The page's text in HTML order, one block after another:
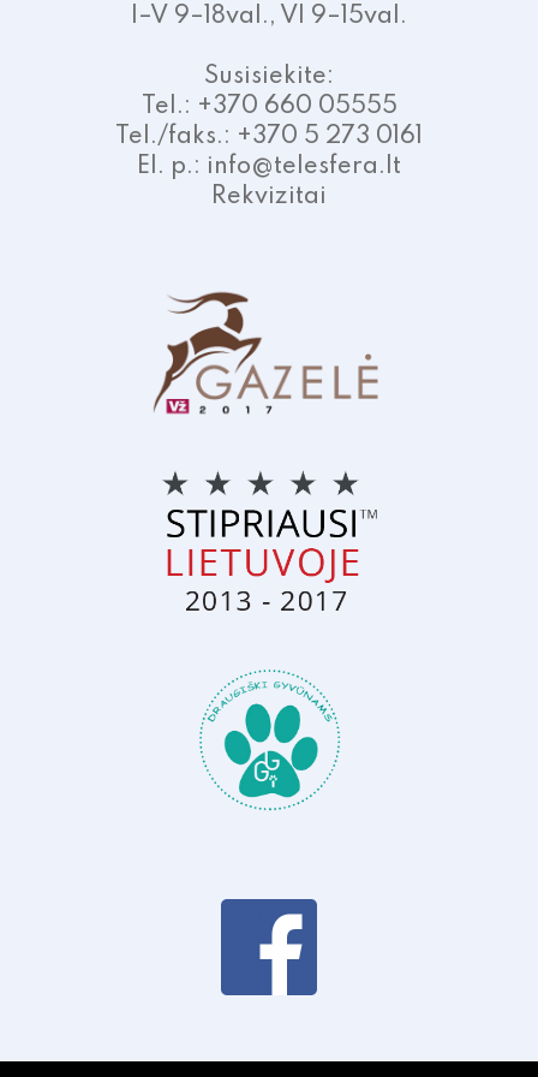
I–V 9–18val., VI 9–15val.
Susisiekite:
Tel.: +370 660 05555
Tel./faks.: +370 5 273 0161
El. p.: info@telesfera.lt
Rekvizitai